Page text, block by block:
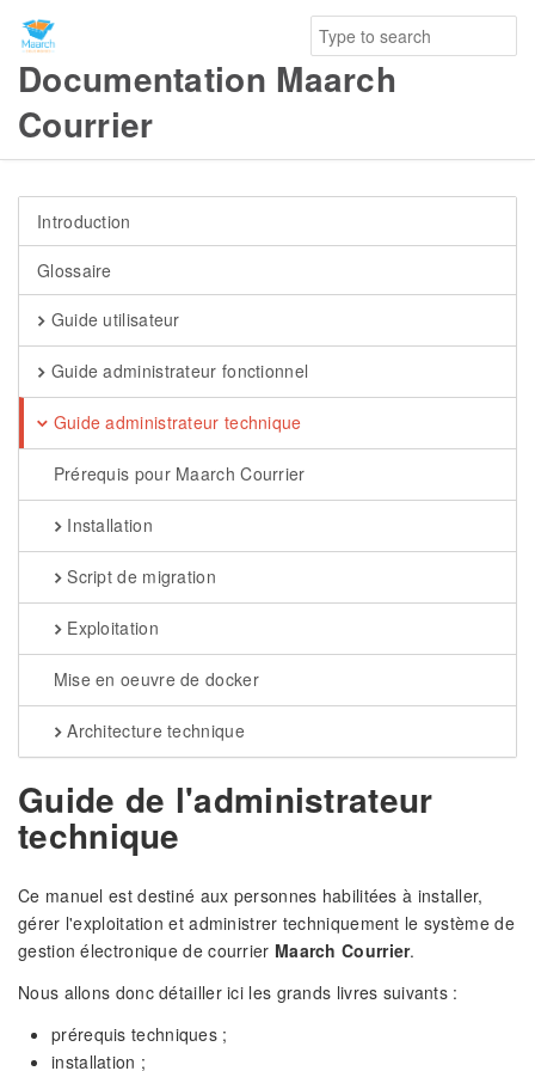
Documentation Maarch
Courrier
Introduction
Glossaire
Guide utilisateur
Guide administrateur fonctionnel
Guide administrateur technique
Prérequis pour Maarch Courrier
Installation
Script de migration
Exploitation
Mise en oeuvre de docker
Architecture technique
Guide de l'administrateur
technique
Ce manuel est destiné aux personnes habilitées à installer,
gérer l'exploitation et administrer techniquement le système de
gestion électronique de courrier Maarch Courrier.
Nous allons donc détailler ici les grands livres suivants :
prérequis techniques ;
installation ;